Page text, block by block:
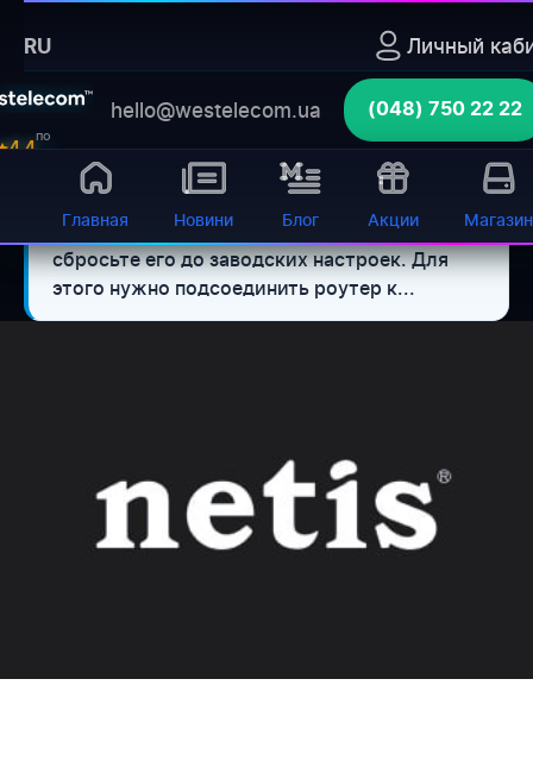
RU Личный
4.4
по
отзывам
hello@westelecom.ua (048) 750 22 22
Главная Новини Блог Акции Магазин
Nastrojka routera netis posagovaa instrukcia
Бот для самообслуживания
баланс, диагностика, оборудование 24/7
1. Подготовка к настройке. Если
роутер раньше уже использовался &ndash;
сбросьте его до заводских настроек. Для
этого нужно подсоединить роутер к...